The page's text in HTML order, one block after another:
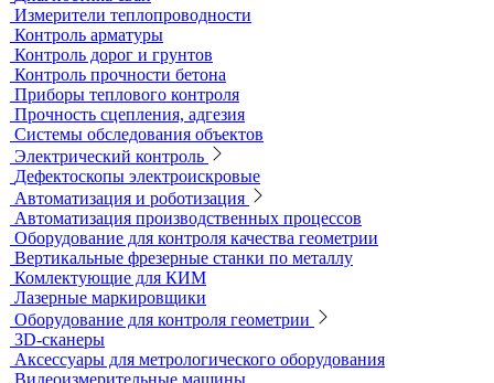
Блескомеры, колориметры
Контроль герметичности
Вакуумные рамки
Вакуумные установки
Портативные гелиевые течеискатели
Течеискатели акустические
Течеискатели корреляционные
Течеискатели многодатчиковые
Трассотечеискатели
Контроль в строительстве
Виброизмерительные приборы
Диагностика свай
Измерители теплопроводности
Контроль арматуры
Контроль дорог и грунтов
Контроль прочности бетона
Приборы теплового контроля
Прочность сцепления, адгезия
Системы обследования объектов